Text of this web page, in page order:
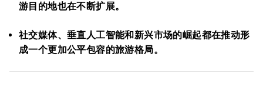
游目的地也在不断扩展。
社交媒体、垂直人工智能和新兴市场的崛起都在推动形
成一个更加公平包容的旅游格局。